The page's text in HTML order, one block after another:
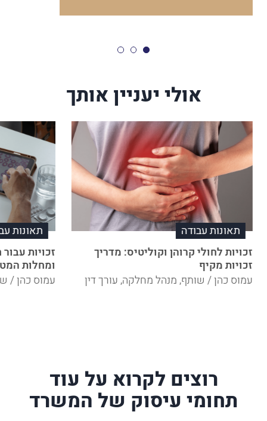
אולי יעניין אותך
תאונות עבודה
זכויות לחולי קרוהן וקוליטיס: מדריך
זכויות מקיף
עמוס כהן / שותף, מנהל מחלקה, עורך דין
תאונות
זכויות
ומחלות
עמוס כהן /
רוצים לקרוא על עוד
תחומי עיסוק של המשרד